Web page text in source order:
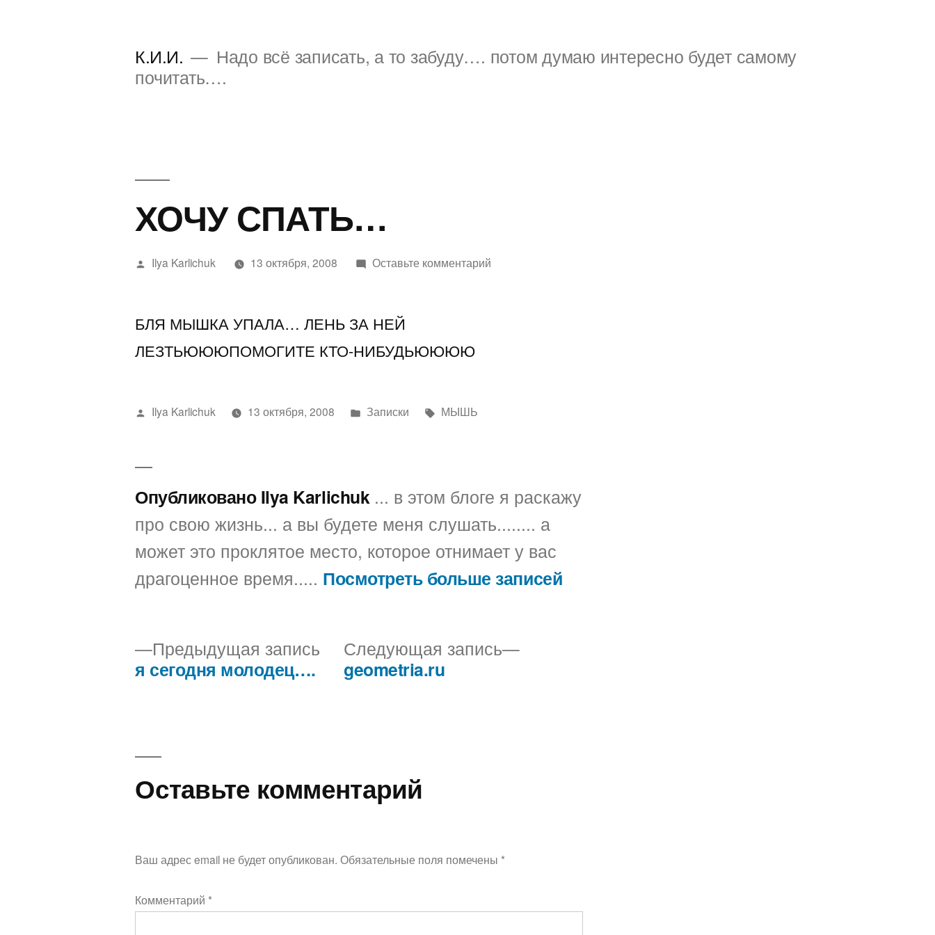
К.И.И.
Надо всё записать, а то забуду…. потом думаю интересно будет самому
почитать….
ХОЧУ СПАТЬ…
Написано
Ilya Karlichuk 13 октября, 2008 Оставьте комментарийк
БЛЯ МЫШКА УПАЛА… ЛЕНЬ ЗА НЕЙ
ЛЕЗТЬЮЮЮПОМОГИТЕ КТО-НИБУДЬЮЮЮЮ
Написано
Ilya Karlichuk 13 октября, 2008
Написано
Записки Метки:
МЫШЬ
Опубликовано Ilya Karlichuk ... в этом блоге я раскажу
про свою жизнь... а вы будете меня слушать........ а
может это проклятое место, которое отнимает у вас
драгоценное время..... Посмотреть больше записей
Навигация
записям
Предыдущая запись Предыдущая
запись:
я сегодня молодец….
Следующая запись
Следующая
geometria.ru
Оставьте комментарий
Ваш адрес email не будет опубликован. Обязательные поля помечены *
Комментарий *